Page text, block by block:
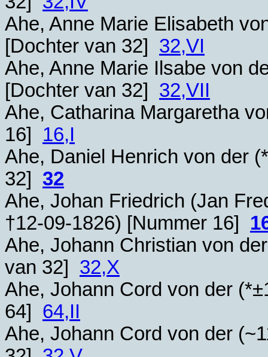
Ahe, Anne Marie Elisabeth
[Dochter van 32] 32,VI
Ahe, Anne Marie Ilsabe von
[Dochter van 32] 32,VII
Ahe, Catharina Margaretha
16] 16,I
Ahe, Daniel Henrich von der (*
32] 32
Ahe, Johan Friedrich (Jan
†12-09-1826) [Nummer 16]
Ahe, Johann Christian von
van 32] 32,X
Ahe, Johann Cord von der (*
64] 64,II
Ahe, Johann Cord von der (~